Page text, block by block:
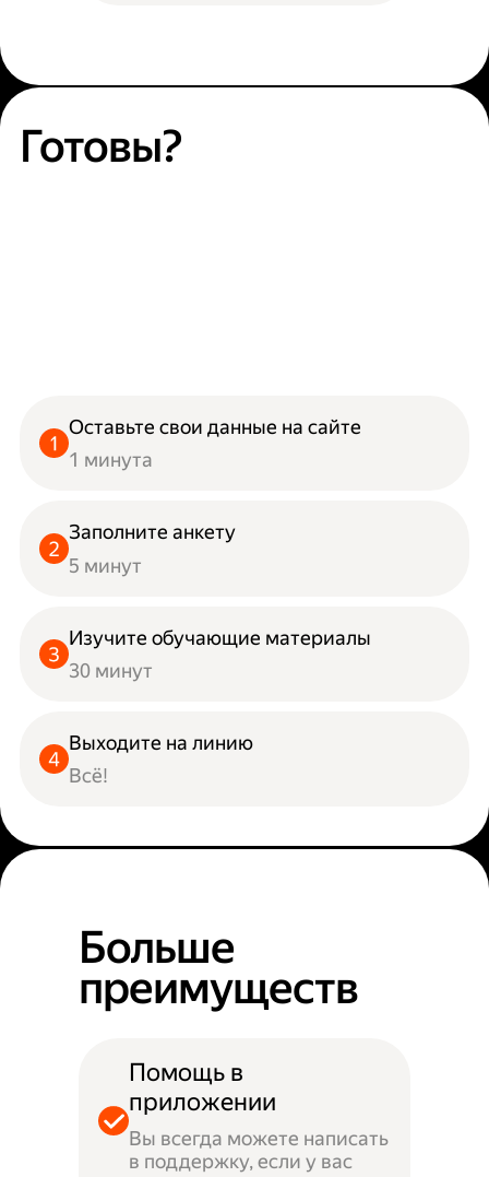
Готовы?
Оставьте свои данные на сайте
1 минута
Заполните анкету
5 минут
Изучите обучающие материалы
30 минут
Выходите на линию
Всё!
Больше
преимуществ
Помощь в
приложении
Вы всегда можете написать
в поддержку, если у вас